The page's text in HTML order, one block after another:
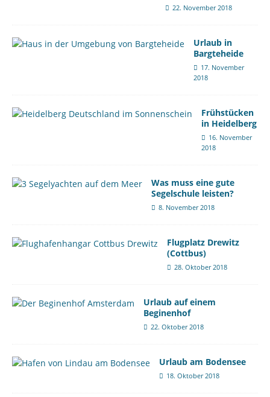
22. November 2018
Urlaub in
Bargteheide
17. November
2018
Frühstücken
in Heidelberg
16. November
2018
Was muss eine gute
Segelschule leisten?
8. November 2018
Flugplatz Drewitz
(Cottbus)
28. Oktober 2018
Urlaub auf einem
Beginenhof
22. Oktober 2018
Urlaub am Bodensee
18. Oktober 2018